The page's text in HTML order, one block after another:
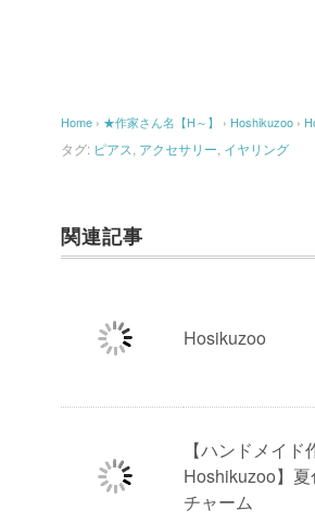
Home › ★作家さん名【H～】 › Hoshikuzoo ›
タグ: ピアス アクセサリー イヤリング
関連記事
Hosikuzoo
【ハンドメイド
Hoshikuzoo】
チャーム